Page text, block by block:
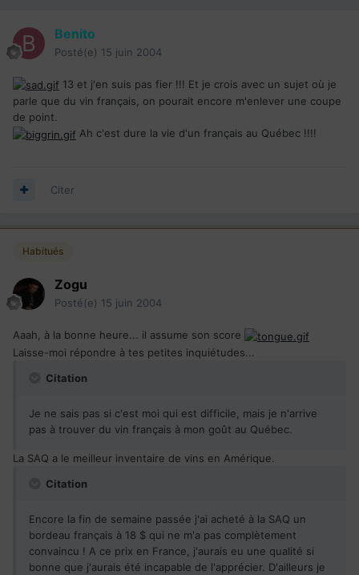
Benito
Posté(e) 15 juin 2004
13 et j'en suis pas fier !!! Et je crois avec un sujet où je
parle que du vin français, on pourait encore m'enlever une coupe
de point.
Ah c'est dure la vie d'un français au Québec !!!!
Citer
Habitués
Zogu
Posté(e) 15 juin 2004
Aaah, à la bonne heure... il assume son score
Laisse-moi répondre à tes petites inquiétudes...
Citation
Je ne sais pas si c'est moi qui est difficile, mais je n'arrive
pas à trouver du vin français à mon goût au Québec.
La SAQ a le meilleur inventaire de vins en Amérique.
Citation
Encore la fin de semaine passée j'ai acheté à la SAQ un
bordeau français à 18 $ qui ne m'a pas complètement
convaincu ! A ce prix en France, j'aurais eu une qualité si
bonne que j'aurais été incapable de l'apprécier. D'ailleurs je